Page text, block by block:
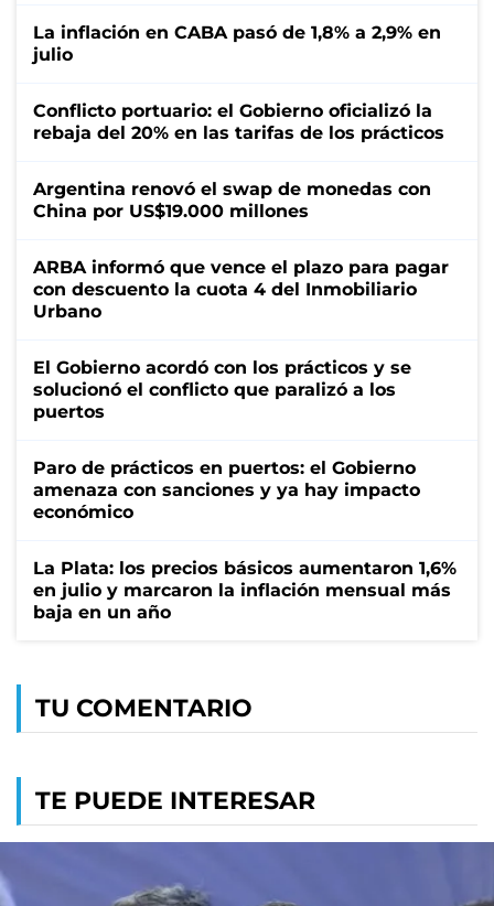
La inflación en CABA pasó de 1,8% a 2,9% en
julio
Conflicto portuario: el Gobierno oficializó la
rebaja del 20% en las tarifas de los prácticos
Argentina renovó el swap de monedas con
China por US$19.000 millones
ARBA informó que vence el plazo para pagar
con descuento la cuota 4 del Inmobiliario
Urbano
El Gobierno acordó con los prácticos y se
solucionó el conflicto que paralizó a los
puertos
Paro de prácticos en puertos: el Gobierno
amenaza con sanciones y ya hay impacto
económico
La Plata: los precios básicos aumentaron 1,6%
en julio y marcaron la inflación mensual más
baja en un año
TU COMENTARIO
TE PUEDE INTERESAR